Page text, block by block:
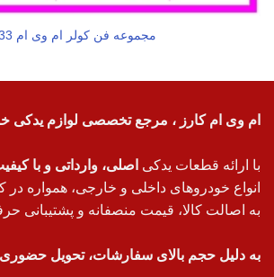
مجموعه فن کولر ام وی ام X33
ام وی ام کارز ، مرجع تخصصی لوازم یدکی
با ارائه قطعات یدکی اصلی، وارداتی و با
انواع خودروهای داخلی و خارجی، همواره در
به اصالت کالا، قیمت منصفانه و پشتیبانی
به دلیل حجم بالای سفارشات، تحویل حضوری